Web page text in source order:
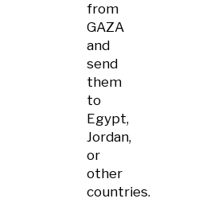
from
GAZA
and
send
them
to
Egypt,
Jordan,
or
other
countries.